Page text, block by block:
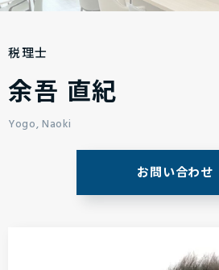
税理士
余吾 直紀
Yogo, Naoki
お問い合わせ